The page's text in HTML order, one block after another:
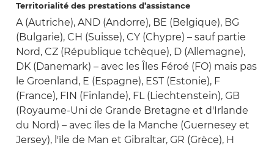
Territorialité des prestations d’assistance
A (Autriche), AND (Andorre), BE (Belgique), BG
(Bulgarie), CH (Suisse), CY (Chypre) – sauf partie
Nord, CZ (République tchèque), D (Allemagne),
DK (Danemark) – avec les Îles Féroé (FO) mais pas
le Groenland, E (Espagne), EST (Estonie), F
(France), FIN (Finlande), FL (Liechtenstein), GB
(Royaume-Uni de Grande Bretagne et d'Irlande
du Nord) – avec îles de la Manche (Guernesey et
Jersey), l'ïle de Man et Gibraltar, GR (Grèce), H